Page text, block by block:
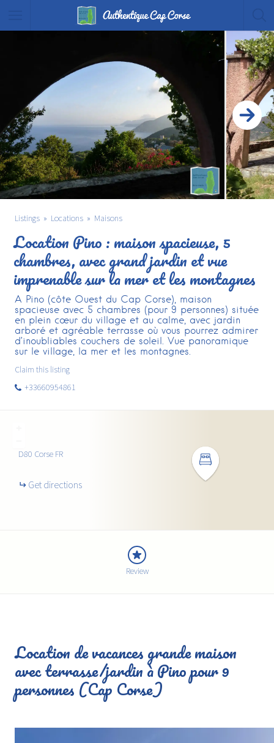
Listings Locations Maisons
Location Pino : maison spacieuse, 5
chambres, avec grand jardin et vue
imprenable sur la mer et les montagnes
A Pino (côte Ouest du Cap Corse), maison
spacieuse avec 5 chambres (pour 9 personnes) située
en plein cœur du village et au calme, avec jardin
arboré et agréable terrasse où vous pourrez admirer
d’inoubliables couchers de soleil. Vue panoramique
sur le village, la mer et les montagnes.
Claim this listing
+33660954861
D80 Corse FR
Get directions
Review
Location de vacances grande maison
avec terrasse/jardin à Pino pour 9
personnes (Cap Corse)